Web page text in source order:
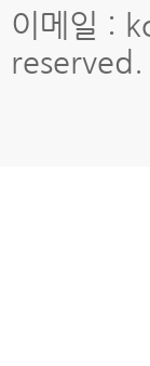
이메일 :
reserved.